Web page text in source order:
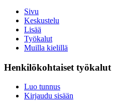
Sivu
Keskustelu
Lisää
Työkalut
Muilla kielillä
Henkilökohtaiset työkalut
Luo tunnus
Kirjaudu sisään